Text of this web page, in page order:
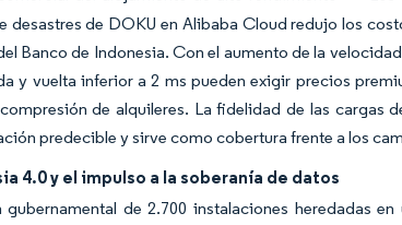
desastres de DOKU en Alibaba Cloud redujo los
Banco de Indonesia. Con el aumento de la
y vuelta inferior a 2 ms pueden exigir precios
de alquileres. La fidelidad de las
predecible y sirve como cobertura frente a los
4.0 y el impulso a la soberanía de datos
gubernamental de 2.700 instalaciones heredadas